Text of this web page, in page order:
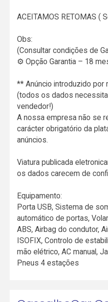
ACEITAMOS RETOMAS (
Obs:
(Consultar condições de
⚙️ Opção Garantia – 18
** Anúncio introduzido por
(todos os dados
vendedor!)
A nossa empresa não se
carácter obrigatório da
anúncios.
Viatura publicada
os dados carecem de
Equipamento:
Porta USB, Sistema de
automático de portas,
ABS, Airbag do condutor,
ISOFIX, Controlo de
mão elétrico, AC manual,
Pneus 4 estações